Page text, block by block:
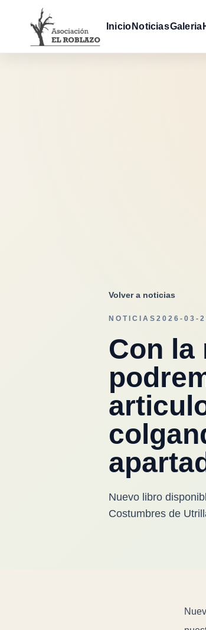
Inicio NoticiasGaleria
Volver a noticias
NOTICIAS 2026-03-
Con la
Nuevo libro
Costumbres de